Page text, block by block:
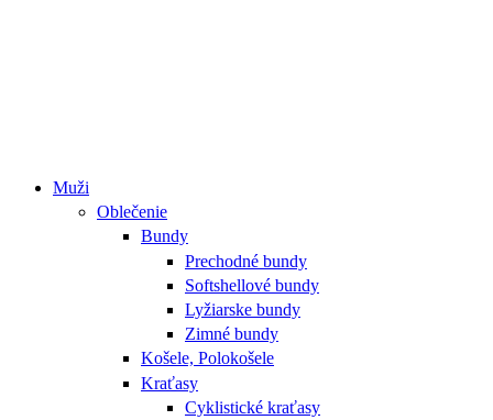
Muži
Oblečenie
Bundy
Prechodné bundy
Softshellové bundy
Lyžiarske bundy
Zimné bundy
Košele, Polokošele
Kraťasy
Cyklistické kraťasy